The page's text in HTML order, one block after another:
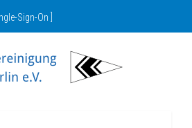
Sign-On ]